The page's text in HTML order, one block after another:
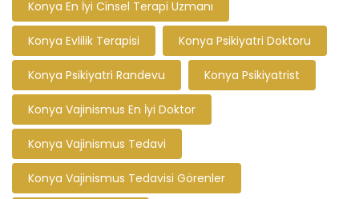
Konya En İyi Cinsel Terapi Uzmanı
Konya Evlilik Terapisi Konya Psikiyatri Doktoru
Konya Psikiyatri Randevu Konya Psikiyatrist
Konya Vajinismus En İyi Doktor
Konya Vajinismus Tedavi
Konya Vajinismus Tedavisi Görenler